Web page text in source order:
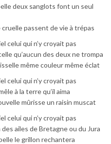
deux sanglots font un seul
cruelle passent de vie à trépas
celui qui n’y croyait pas
qu’aucun des deux ne trompa
même couleur même éclat
celui qui n’y croyait pas
à la terre qu’il aima
mûrisse un raisin muscat
celui qui n’y croyait pas
des ailes de Bretagne ou du Jura
le grillon rechantera